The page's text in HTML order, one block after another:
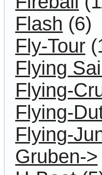
Flash (6)
Fly-Tour
Flying
Flying-
Flying-
Flying-
Gruben->